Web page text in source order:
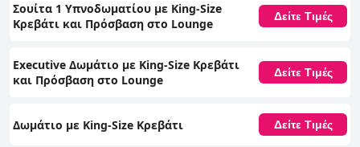
Σουίτα 1 Υπνοδωματίου με King-Size
Κρεβάτι και Πρόσβαση στο Lounge
Δείτε Τιμές
Executive Δωμάτιο με King-Size Κρεβάτι
και Πρόσβαση στο Lounge
Δείτε Τιμές
Δωμάτιο με King-Size Κρεβάτι Δείτε Τιμές